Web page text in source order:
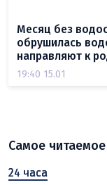
Месяц без
обрушилась
направляют к
19:40 15.01
Самое читаемое
24 часа